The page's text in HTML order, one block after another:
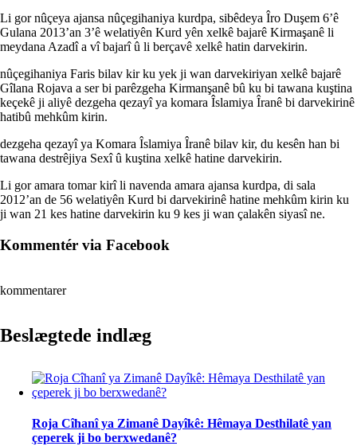
Li gor nûçeya ajansa nûçegihaniya kurdpa, sibêdeya Îro Duşem 6’ê
Gulana 2013’an 3’ê welatiyên Kurd yên xelkê bajarê Kirmaşanê li
meydana Azadî a vî bajarî û li berçavê xelkê hatin darvekirin.
nûçegihaniya Faris bilav kir ku yek ji wan darvekiriyan xelkê bajarê
Gîlana Rojava a ser bi parêzgeha Kirmanşanê bû ku bi tawana kuştina
keçekê ji aliyê dezgeha qezayî ya komara Îslamiya Îranê bi darvekirinê
hatibû mehkûm kirin.
dezgeha qezayî ya Komara Îslamiya Îranê bilav kir, du kesên han bi
tawana destrêjiya Sexî û kuştina xelkê hatine darvekirin.
Li gor amara tomar kirî li navenda amara ajansa kurdpa, di sala
2012’an de 56 welatiyên Kurd bi darvekirinê hatine mehkûm kirin ku
ji wan 21 kes hatine darvekirin ku 9 kes ji wan çalakên siyasî ne.
Kommentér via Facebook
kommentarer
Beslægtede indlæg
Roja Cîhanî ya Zimanê Dayîkê: Hêmaya Desthilatê yan
çeperek ji bo berxwedanê?